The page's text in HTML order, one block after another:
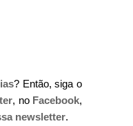
? Então, siga o
, no Facebook,
newsletter.